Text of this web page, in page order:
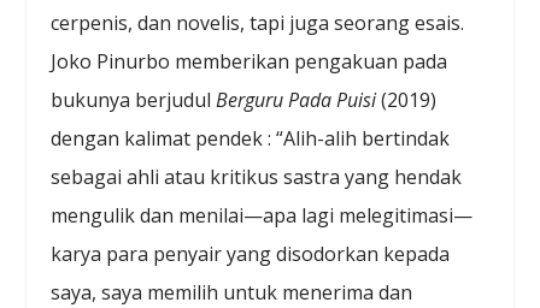
cerpenis, dan novelis, tapi juga seorang esais.
Joko Pinurbo memberikan pengakuan pada
bukunya berjudulBerguru Pada Puisi(2019)
dengan kalimat pendek : “Alih-alih bertindak
sebagai ahli atau kritikus sastra yang hendak
mengulik dan menilai—apa lagi melegitimasi—
karya para penyair yang disodorkan kepada
saya, saya memilih untuk menerima dan